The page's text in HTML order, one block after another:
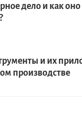
дело и как оно
и их
производстве